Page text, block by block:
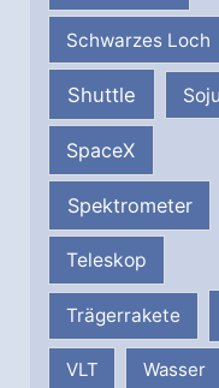
Schwarzes Loch
Shuttle
SpaceX
Spektrometer
Teleskop
Trägerrakete
VLT Wasser